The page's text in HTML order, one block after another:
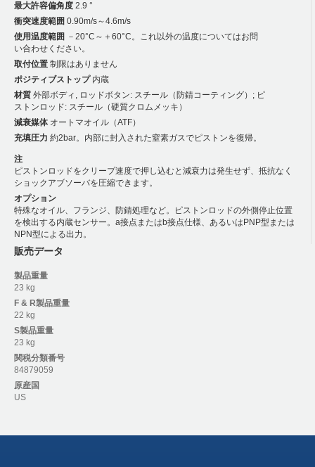
最大許容偏角度 2.9 °
衝突速度範囲 0.90m/s～4.6m/s
使用温度範囲 －20°C～＋60°C。これ以外の温度についてはお問
い合わせください。
取付位置 制限はありません
ポジティブストップ内蔵
材質 外部ボディ, ロッドボタン: スチール（防錆コーティング）; ピ
ストンロッド: スチール（硬質クロムメッキ）
減衰媒体オートマオイル（ATF）
充填圧力 約2bar。内部に封入された窒素ガスでピストンを復帰。
注
ピストンロッドをクリープ速度で押し込むと減衰力は発生せず、抵抗なく
ショックアブソーバを圧縮できます。
オプション
特殊なオイル、フランジ、防錆処理など。ピストンロッドの外側停止位置
を検出する内蔵センサー。a接点またはb接点仕様、あるいはPNP型または
NPN型による出力。
販売データ
製品重量
23 kg
F & R製品重量
22 kg
S製品重量
23 kg
関税分類番号
84879059
原産国
US